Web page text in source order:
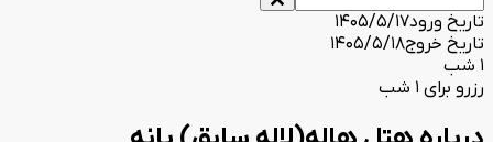
تاریخ ورود1405/5/17
تاریخ خروج1405/5/18
1 شب
رزرو برای 1 شب